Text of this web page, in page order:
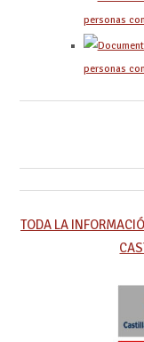
personas
personas
TODA LA